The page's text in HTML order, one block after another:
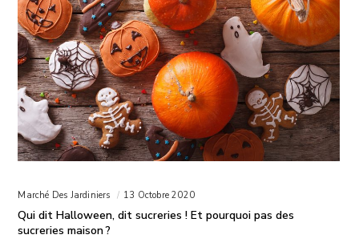
Marché Des Jardiniers 13 Octobre 2020
Qui dit Halloween, dit sucreries ! Et pourquoi pas des
sucreries maison ?